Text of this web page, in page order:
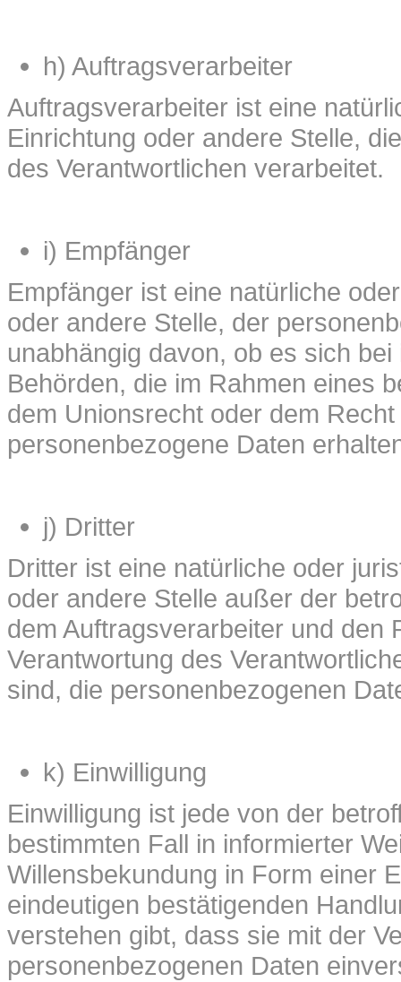
h) Auftragsverarbeiter
Auftragsverarbeiter ist eine
Einrichtung oder andere Stelle,
des Verantwortlichen verarbeitet.
i) Empfänger
Empfänger ist eine natürliche
oder andere Stelle, der
unabhängig davon, ob es sich
Behörden, die im Rahmen eines
dem Unionsrecht oder dem
personenbezogene Daten
j) Dritter
Dritter ist eine natürliche oder
oder andere Stelle außer der
dem Auftragsverarbeiter und den
Verantwortung des
sind, die personenbezogenen
k) Einwilligung
Einwilligung ist jede von der
bestimmten Fall in informierter
Willensbekundung in Form einer
eindeutigen bestätigenden
verstehen gibt, dass sie mit der
personenbezogenen Daten